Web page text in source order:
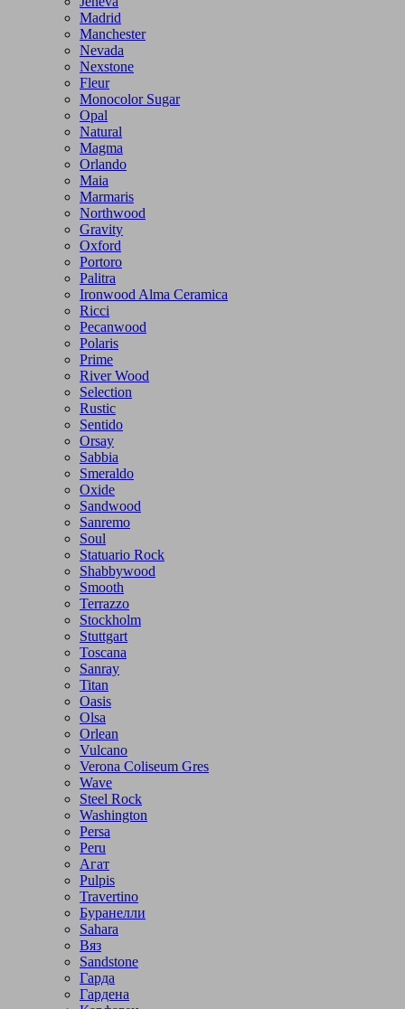
Madrid
Manchester
Nevada
Nexstone
Fleur
Monocolor Sugar
Opal
Natural
Magma
Orlando
Maia
Marmaris
Northwood
Gravity
Oxford
Portoro
Palitra
Ironwood Alma Ceramica
Ricci
Pecanwood
Polaris
Prime
River Wood
Selection
Rustic
Sentido
Orsay
Sabbia
Smeraldo
Oxide
Sandwood
Sanremo
Soul
Statuario Rock
Shabbywood
Smooth
Terrazzo
Stockholm
Stuttgart
Toscana
Sanray
Titan
Oasis
Olsa
Orlean
Vulcano
Verona Coliseum Gres
Wave
Steel Rock
Washington
Persa
Peru
Агат
Pulpis
Travertino
Буранелли
Sahara
Вяз
Sandstone
Гарда
Гардена